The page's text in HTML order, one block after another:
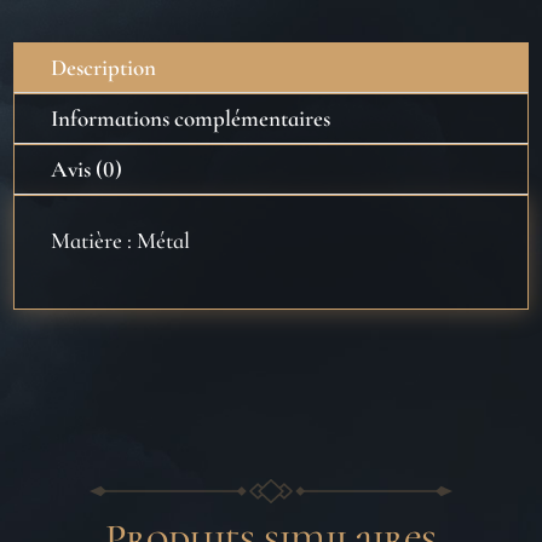
Description
Informations complémentaires
Avis (0)
Matière : Métal